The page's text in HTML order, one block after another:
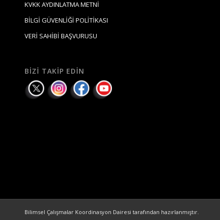
KVKK AYDINLATMA METNİ
BİLGİ GÜVENLİĞİ POLİTİKASI
VERİ SAHİBİ BAŞVURUSU
BIZI TAKIP EDIN
Bilimsel Çalışmalar Koordinasyon Dairesi tarafından hazırlanmıştır.